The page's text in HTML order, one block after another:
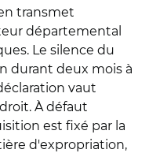
transmet
départemental
Le silence du
durant deux mois à
vaut
À défaut
est fixé par la
d'expropriation,